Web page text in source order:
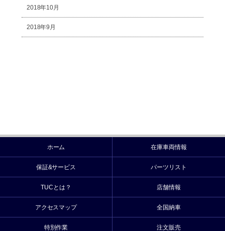
2018年10月
2018年9月
ホーム 在庫車両情報
保証&サービス パーツリスト
TUCとは？ 店舗情報
アクセスマップ 全国納車
特別作業 注文販売